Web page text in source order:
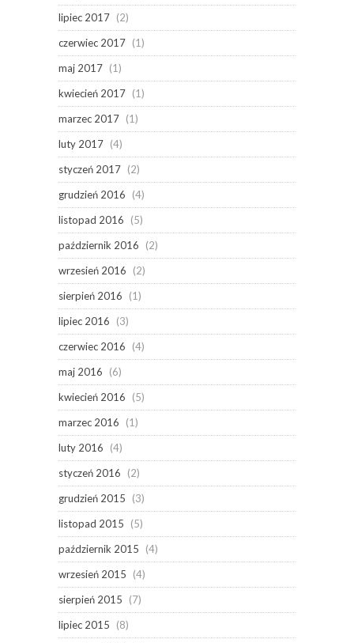
lipiec 2017 (2)
czerwiec 2017 (1)
maj 2017 (1)
kwiecień 2017 (1)
marzec 2017 (1)
luty 2017 (4)
styczeń 2017 (2)
grudzień 2016
(4)
listopad 2016
(5)
październik 2016
(2)
wrzesień 2016
(2)
sierpień 2016
(1)
lipiec 2016
(3)
czerwiec 2016
(4)
maj 2016
(6)
kwiecień 2016
(5)
marzec 2016
(1)
luty 2016
(4)
styczeń 2016
(2)
grudzień 2015
(3)
listopad 2015
(5)
październik 2015
(4)
wrzesień 2015
(4)
sierpień 2015
(7)
lipiec 2015
(8)